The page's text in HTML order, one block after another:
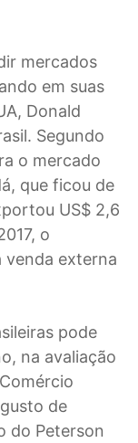
mercados
em suas
Donald
Segundo
o mercado
que ficou de
US$ 2,6
o
venda externa
pode
na avaliação
de
do Peterson